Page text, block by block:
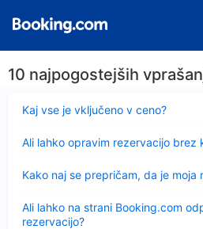
10 najpogostejših
Kaj vse je vključeno v ceno?
Ali lahko opravim rezervacijo brez
Kako naj se prepričam, da je moja
Ali lahko na strani Booking.com
rezervacijo?